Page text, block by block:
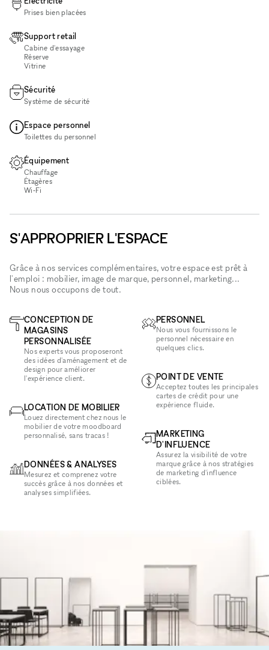
Prises bien placées
Support retail
Cabine d'essayage
Réserve
Vitrine
Sécurité
Système de sécurité
Espace personnel
Toilettes du personnel
Équipement
Chauffage
Étagères
Wi‑Fi
S'APPROPRIER L'ESPACE
Grâce à nos services complémentaires, votre espace est prêt à
l'emploi : mobilier, image de marque, personnel, marketing...
Nous nous occupons de tout.
CONCEPTION DE
MAGASINS
PERSONNALISÉE
Nos experts vous proposeront
des idées d'aménagement et de
design pour améliorer
l'expérience client.
LOCATION DE MOBILIER
Louez directement chez nous le
mobilier de votre moodboard
personnalisé, sans tracas !
DONNÉES & ANALYSES
Mesurez et comprenez votre
succès grâce à nos données et
analyses simplifiées.
PERSONNEL
Nous vous fournissons le
personnel nécessaire en
quelques clics.
POINT DE VENTE
Acceptez toutes les principales
cartes de crédit pour une
expérience fluide.
MARKETING
D'INFLUENCE
Assurez la visibilité de votre
marque grâce à nos stratégies
de marketing d'influence
ciblées.